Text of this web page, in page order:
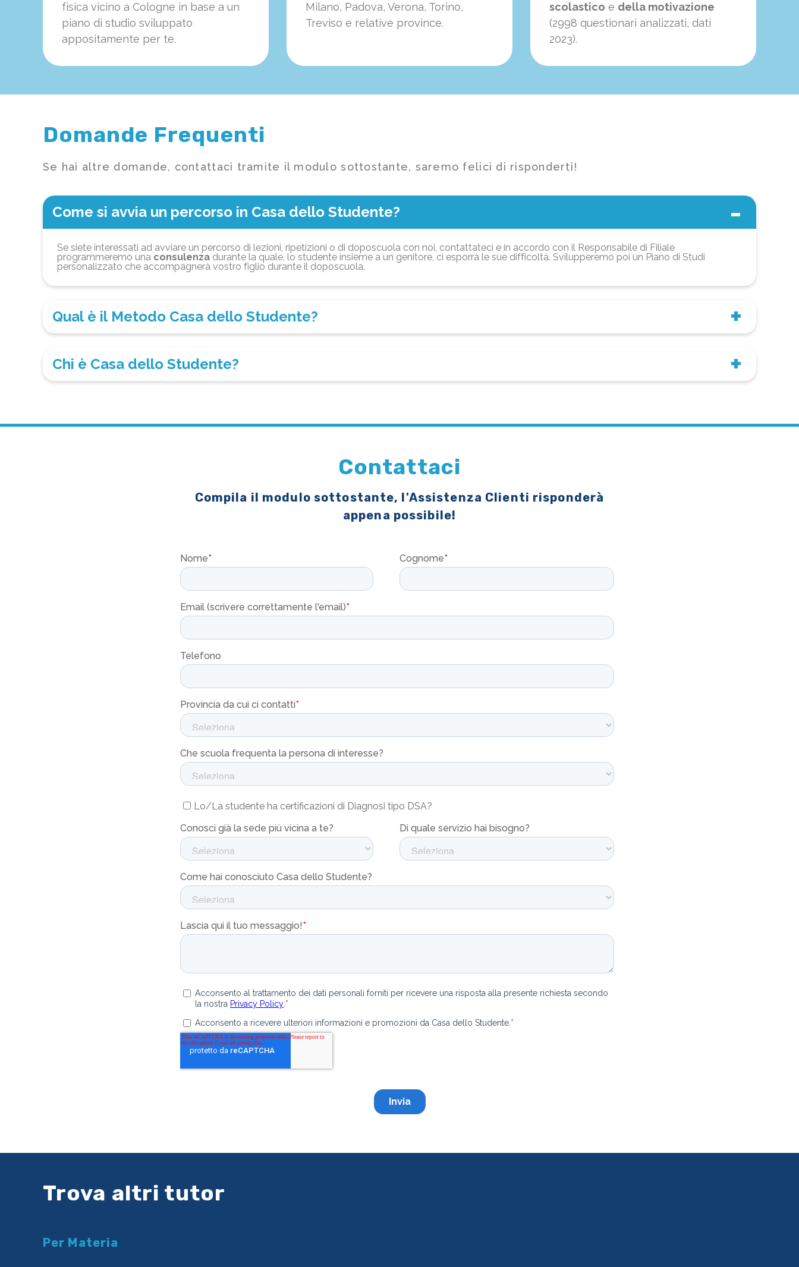
fisica vicino a Cologne in base a un
piano di studio sviluppato
appositamente per te.
Milano, Padova, Verona, Torino,
Treviso e relative province.
scolastico e della motivazione
(2998 questionari analizzati, dati
2023).
Domande Frequenti
Se hai altre domande, contattaci tramite il modulo sottostante, saremo felici di risponderti!
Come si avvia un percorso in Casa dello Studente?
Se siete interessati ad avviare un percorso di lezioni, ripetizioni o di doposcuola con noi, contattateci e in accordo con il Responsabile di Filiale
programmeremo una consulenza durante la quale, lo studente insieme a un genitore, ci esporrà le sue difficoltà. Svilupperemo poi un Piano di Studi
personalizzato che accompagnerà vostro figlio durante il doposcuola.
Qual è il Metodo Casa dello Studente?
Chi è Casa dello Studente?
Contattaci
Compila il modulo sottostante, l'Assistenza Clienti risponderà
appena possibile!
Trova altri tutor
Per Materia